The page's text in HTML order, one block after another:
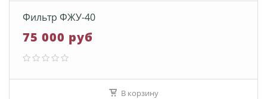
Фильтр ФЖУ-40
75 000 руб
В корзину